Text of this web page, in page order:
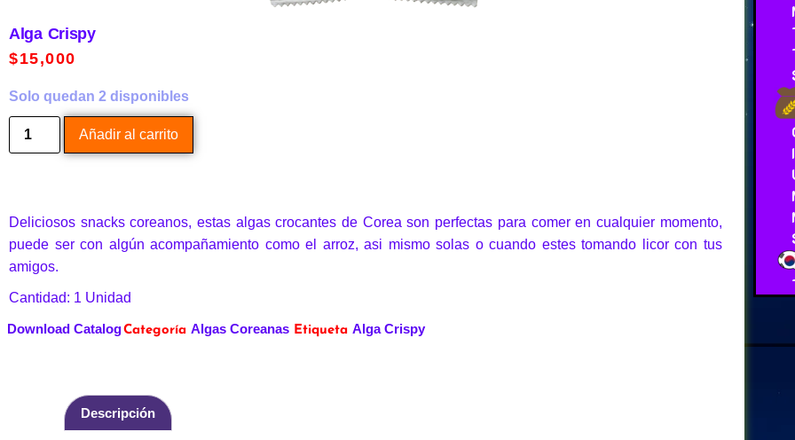
Alga Crispy
$15,000
Solo quedan 2 disponibles
Añadir al carrito
Deliciosos snacks coreanos, estas algas crocantes de Corea son perfectas para comer en cualquier momento,
puede ser con algún acompañamiento como el arroz, asi mismo solas o cuando estes tomando licor con tus
amigos.
Cantidad: 1 Unidad
Download CatalogCategoría Algas Coreanas Etiqueta Alga Crispy
Descripción